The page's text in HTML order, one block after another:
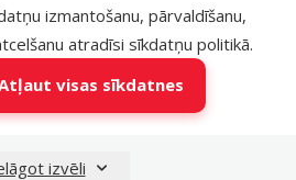
izmantošanu, pārvaldīšanu,
atradīsi sīkdatņu politikā.
visas sīkdatnes
izvēli